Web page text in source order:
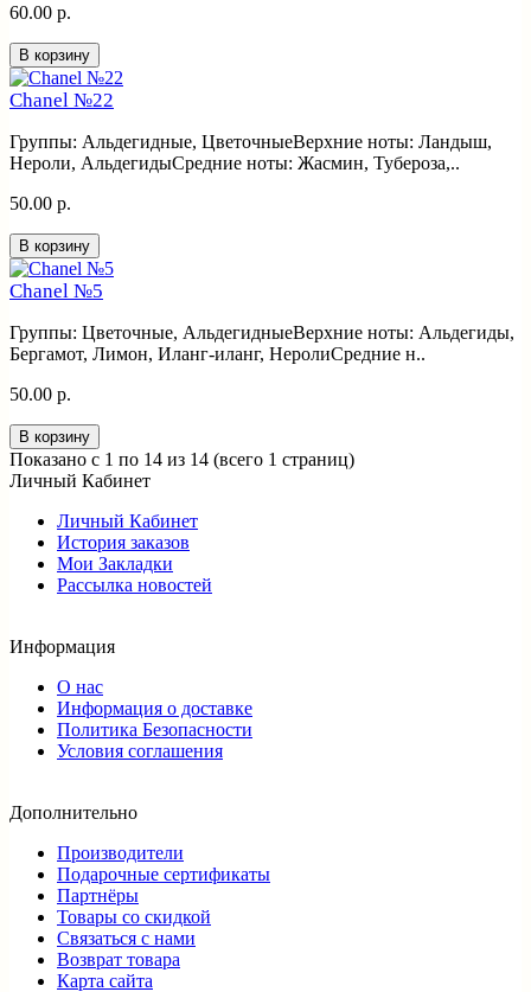
60.00 р.
В корзину
Chanel №22
Группы: Альдегидные, ЦветочныеВерхние ноты: Ландыш,
Нероли, АльдегидыСредние ноты: Жасмин, Тубероза,..
50.00 р.
В корзину
Chanel №5
Группы: Цветочные, АльдегидныеВерхние ноты: Альдегиды,
Бергамот, Лимон, Иланг-иланг, НеролиСредние н..
50.00 р.
В корзину
Показано с 1 по 14 из 14 (всего 1 страниц)
Личный Кабинет
Личный Кабинет
История заказов
Мои Закладки
Рассылка новостей
Информация
О нас
Информация о доставке
Политика Безопасности
Условия соглашения
Дополнительно
Производители
Подарочные сертификаты
Партнёры
Товары со скидкой
Связаться с нами
Возврат товара
Карта сайта